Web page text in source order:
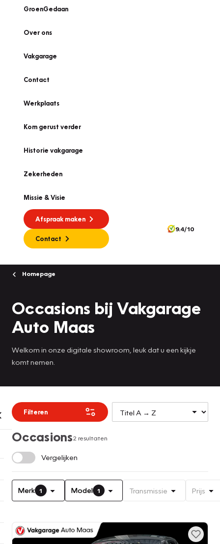
GroenGedaan
Over ons
Vakgarage
Contact
Werkplaats
Kom gerust verder
Historie vakgarage
Zekerheden
Missie & Visie
Afspraak maken
Contact
9.4/10
Homepage
Occasions bij Vakgarage
Auto Maas
Welkom in onze digitale showroom, leuk dat u een kijkje
komt nemen.
Filteren
Occasions2 resultaten
Vergelijken
Merk 1 Model 1 Transmissie Prijs